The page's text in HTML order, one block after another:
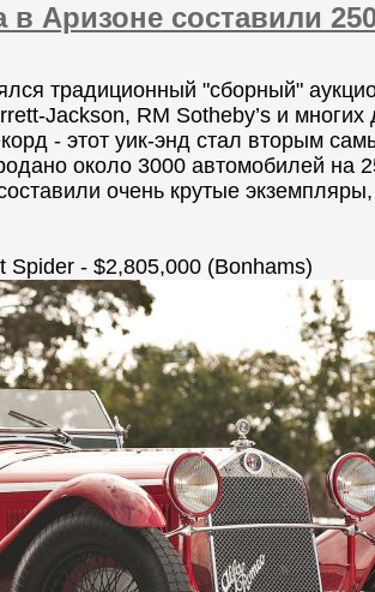
Аризоне составили
традиционный "сборный"
Jackson, RM Sotheby’s и
- этот уик-энд стал вторым
около 3000 автомобилей на
очень крутые
Spider - $2,805,000 (Bonhams)